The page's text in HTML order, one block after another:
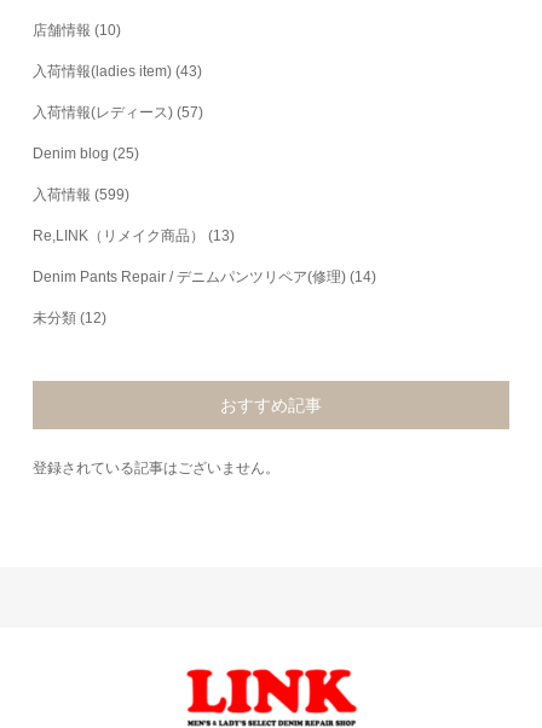
店舗情報 (10)
入荷情報(ladies item) (43)
入荷情報(レディース) (57)
Denim blog (25)
入荷情報 (599)
Re,LINK（リメイク商品） (13)
Denim Pants Repair / デニムパンツリペア(修理) (14)
未分類 (12)
おすすめ記事
登録されている記事はございません。